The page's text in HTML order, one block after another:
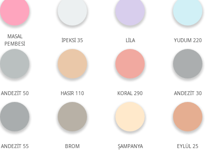
MASAL
PEMBESİ
İPEKSİ 35 LİLA YUDUM 220
ANDEZİT 50 HASIR 110 KORAL 290 ANDEZİT 30
ANDEZİT 55 BROM ŞAMPANYA EYLÜL 25